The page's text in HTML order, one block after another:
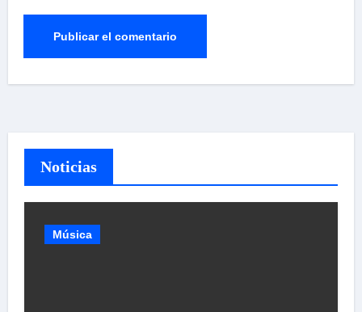
Noticias
Música